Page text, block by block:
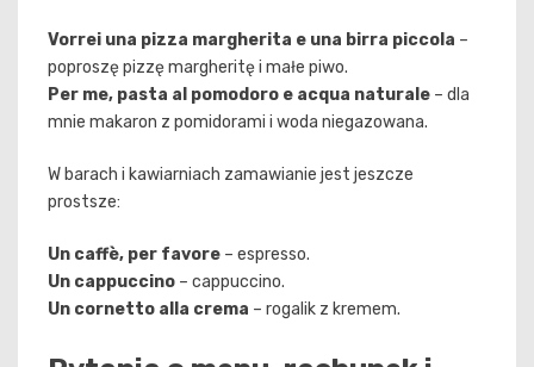
Vorrei una pizza margherita e una birra piccola –
poproszę pizzę margheritę i małe piwo.
Per me, pasta al pomodoro e acqua naturale – dla
mnie makaron z pomidorami i woda niegazowana.
W barach i kawiarniach zamawianie jest jeszcze
prostsze:
Un caffè, per favore – espresso.
Un cappuccino – cappuccino.
Un cornetto alla crema – rogalik z kremem.